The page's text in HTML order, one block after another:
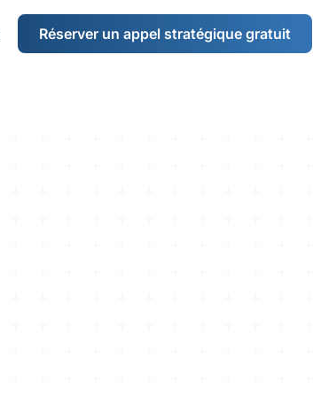
Réserver un appel stratégique gratuit